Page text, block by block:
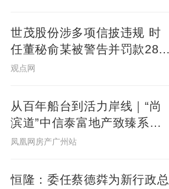
世茂股份涉多项信披违规 时
任董秘俞某被警告并罚款280
万元
观点网
从百年船台到活力岸线｜“尚
滨道”中信泰富地产致臻系首
秀广州&广州滨江天地商业愿
凤凰网房产广州站
恒隆：委任蔡德粦为新行政总